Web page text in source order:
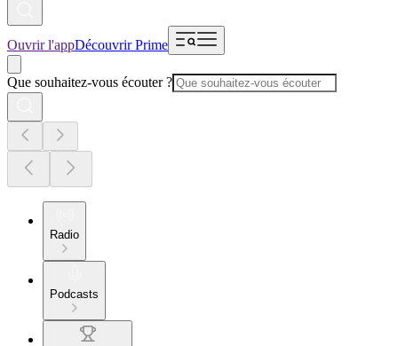
Ouvrir l'appDécouvrir Prime
Que souhaitez-vous écouter ?
Radio
Podcasts